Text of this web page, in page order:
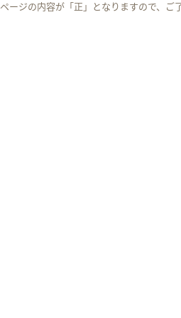
ページの内容が「正」となりますので、ご